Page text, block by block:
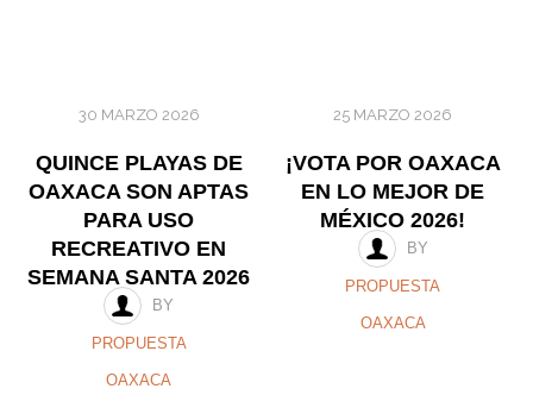
30 MARZO 2026
QUINCE PLAYAS DE
OAXACA SON APTAS
PARA USO
RECREATIVO EN
SEMANA SANTA 2026
BY
PROPUESTA
OAXACA
25 MARZO 2026
¡VOTA POR OAXACA
EN LO MEJOR DE
MÉXICO 2026!
BY
PROPUESTA
OAXACA